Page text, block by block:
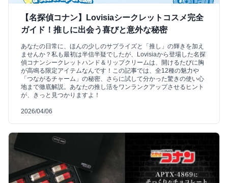
【名探偵コナン】Lovisiaシークレットコスメ完全
ガイド！推しに出会う喜びと意外な秘密
あなたの日常に、ほんの少しのサプライズと「推し」の輝きを加え
ませんか？私も最初は半信半疑でしたが、Lovisiaから登場した名探
偵コナンシークレットハンド＆リップクリームは、開けるたびに胸
が高鳴る限定アイテムなんです！この記事では、全12種の魅力や
「つながるチャーム」の秘密、さらに試して分かった驚きの使い心
地まで徹底解説。あなたの推し活をワンランクアップさせるヒント
が、きっと見つかりますよ！
2026/04/06